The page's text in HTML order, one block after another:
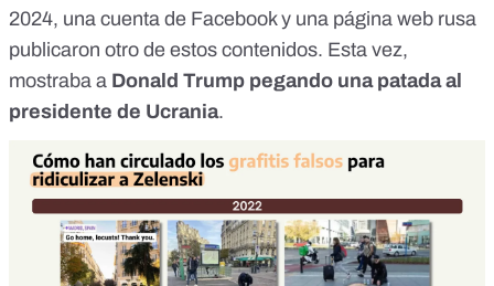
2024, una cuenta de Facebook y una página web rusa
publicaron otro de estos contenidos. Esta vez,
mostraba a Donald Trump pegando una patada al
presidente de Ucrania.